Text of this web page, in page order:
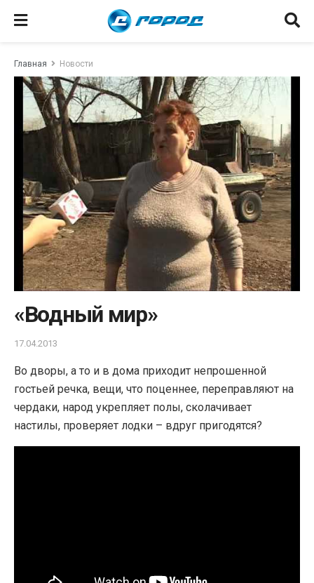
Главная Новости
«Водный мир»
17.04.2013
Во дворы, а то и в дома приходит непрошенной
гостьей речка, вещи, что поценнее, переправляют на
чердаки, народ укрепляет полы, сколачивает
настилы, проверяет лодки – вдруг пригодятся?